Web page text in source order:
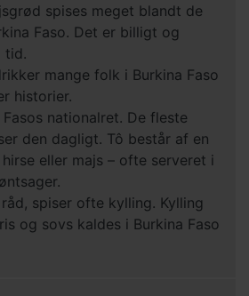
spises meget blandt de
Faso. Det er billigt og
tid.
mange folk i Burkina Faso
historier.
nationalret. De fleste
den dagligt. Tô består af en
eller majs – ofte serveret i
spiser ofte kylling. Kylling
og sovs kaldes i Burkina Faso